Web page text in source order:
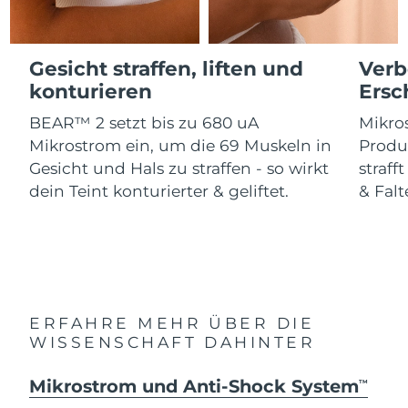
Gesicht straffen, liften und
konturieren
BEAR™ 2 setzt bis zu 680 uA
Mikrostrom ein, um die 69 Muskeln in
Gesicht und Hals zu straffen - so wirkt
dein Teint konturierter & geliftet.
&
ERFAHRE MEHR ÜBER DIE
WISSENSCHAFT DAHINTER
Mikrostrom und Anti-Shock SystemTM
For healthy hair
Kosmetik Männer
Kaufe alles
Gibraltar
Erwartete Lieferung
Griechenland
Erwartete Lieferung
10/08/2026
Sonderverwaltungsregion
Hongkong
Erwartete Lieferung
11/08/2026
Ungarn
Erwartete Lieferung
10/08/2026
Erwartete Lieferung
Erwartete Lieferung